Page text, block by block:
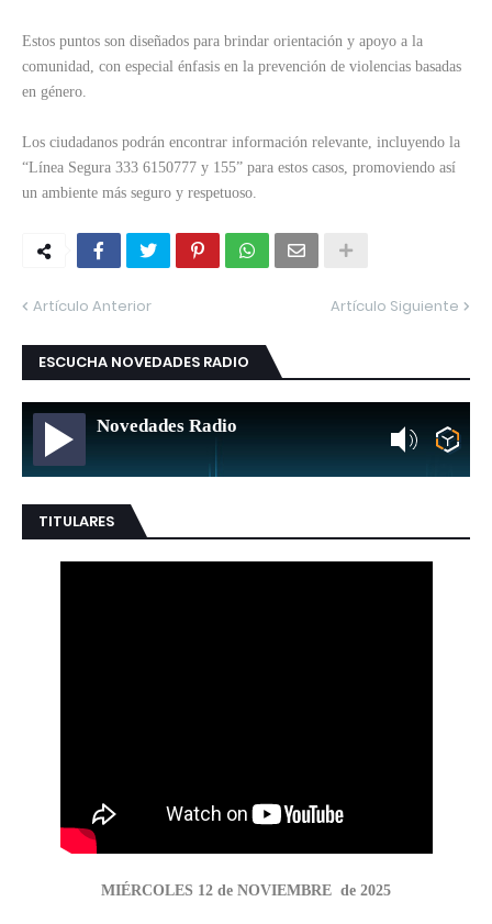
Estos puntos son diseñados para brindar orientación y apoyo a la
comunidad, con especial énfasis en la prevención de violencias basadas
en género.
Los ciudadanos podrán encontrar información relevante, incluyendo la
“Línea Segura 333 6150777 y 155” para estos casos, promoviendo así
un ambiente más seguro y respetuoso.
Artículo Anterior Artículo Siguiente
ESCUCHA NOVEDADES RADIO
Novedades Radio
TITULARES
MIÉRCOLES 12 de NOVIEMBRE de 2025